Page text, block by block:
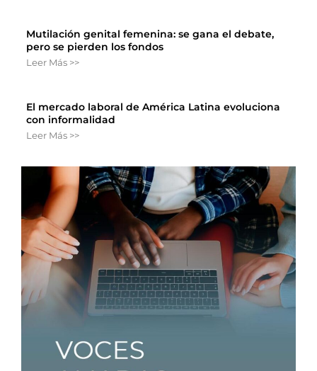
Mutilación genital femenina: se gana el debate,
pero se pierden los fondos
Leer Más >>
El mercado laboral de América Latina evoluciona
con informalidad
Leer Más >>